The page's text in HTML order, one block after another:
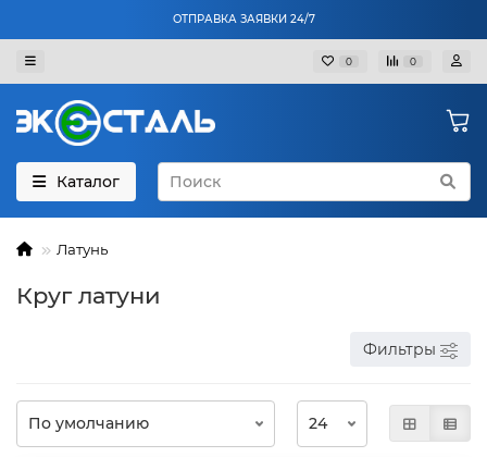
ОТПРАВКА ЗАЯВКИ 24/7
0 0
Каталог
Латунь
Круг латуни
Фильтры